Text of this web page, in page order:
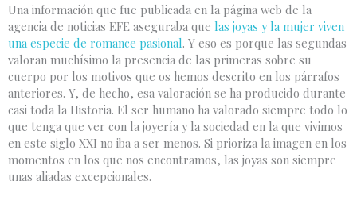
Una información que fue publicada en la página web de la
agencia de noticias EFE aseguraba que las joyas y la mujer viven
una especie de romance pasional. Y eso es porque las segundas
valoran muchísimo la presencia de las primeras sobre su
cuerpo por los motivos que os hemos descrito en los párrafos
anteriores. Y, de hecho, esa valoración se ha producido durante
casi toda la Historia. El ser humano ha valorado siempre todo lo
que tenga que ver con la joyería y la sociedad en la que vivimos
en este siglo XXI no iba a ser menos. Si prioriza la imagen en los
momentos en los que nos encontramos, las joyas son siempre
unas aliadas excepcionales.